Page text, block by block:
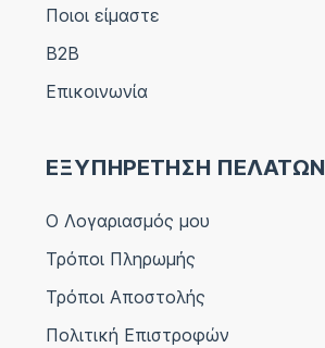
Ποιοι είμαστε
B2B
Επικοινωνία
ΕΞΥΠΗΡΕΤΗΣΗ ΠΕΛΑΤΩΝ
Ο Λογαριασμός μου
Τρόποι Πληρωμής
Τρόποι Αποστολής
Πολιτική Επιστροφών